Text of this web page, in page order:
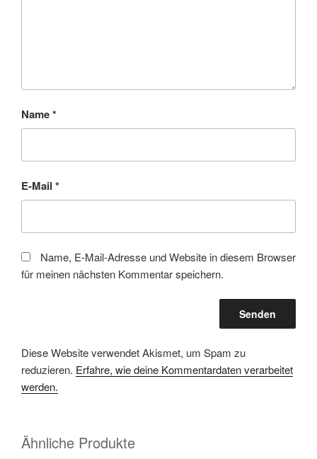
Name*
E-Mail *
Name, E-Mail-Adresse und Website in diesem Browser
für meinen nächsten Kommentar speichern.
Diese Website verwendet Akismet, um Spam zu
reduzieren. Erfahre, wie deine Kommentardaten verarbeitet
werden.
Ähnliche Produkte